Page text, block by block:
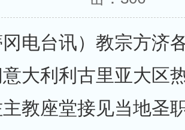
冈电台讯）教宗方济
意大利利古里亚大区
教座堂接见当地圣